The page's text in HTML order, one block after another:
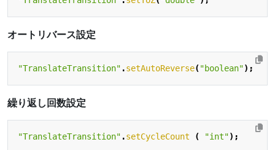
オートリバース設定
"TranslateTransition" .setAutoReverse("boolean");
繰り返し回数設定
"TranslateTransition" .setCycleCount ( "int");